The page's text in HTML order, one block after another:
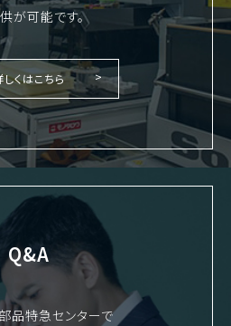
が可能です。
しくはこちら
Q&A
品特急センターで